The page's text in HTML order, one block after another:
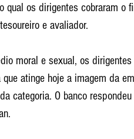
qual os dirigentes cobraram o
e avaliador.
moral e sexual, os
atinge hoje a imagem da
categoria. O banco